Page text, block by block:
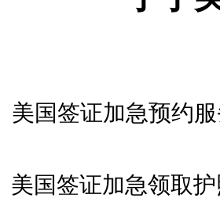
美国签证加急预约
美国签证加急领取